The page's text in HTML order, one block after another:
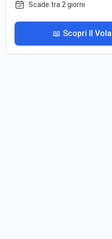
Scade tra 2 giorni
📖 Scopri Il